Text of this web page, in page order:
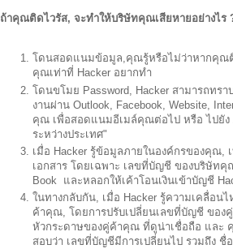
ถ้าคุณติดไวรัส, จะทำให้บริษัทคุณเสียหายอย่างไร
โดนสอดแนมข้อมูล,คุณรู้หรือไม่ว่าหากคุณติ
คุณเท่าที่ Hacker อยากทำ
โดนขโมย Password, Hacker สามารถทรา
งานผ่าน Outlook, Facebook, Website,
คุณ เพื่อสอดแนมอีเมล์คุณต่อไป หรือ ไปยัง
ระหว่างประเทศ"
เมื่อ Hacker รู้ข้อมูลภายในองค์กรของคุณ,
เอกสาร โดยเฉพาะ เลขที่บัญชี ของบริษัทคุ
Book และหลอกให้เค้าโอนเงินเข้าบัญชี
ในทางกลับกัน, เมื่อ Hacker รู้ความเคลื่อน
ค้าคุณ, โดยการปรับเปลี่ยนเลขที่บัญชี ของ
หัวกระดาษของคู่ค้าคุณ ที่ดูน่าเชื่อถือ และ
สอบว่า เลขที่บัญชีมีการเปลี่ยนไป รวมถึง